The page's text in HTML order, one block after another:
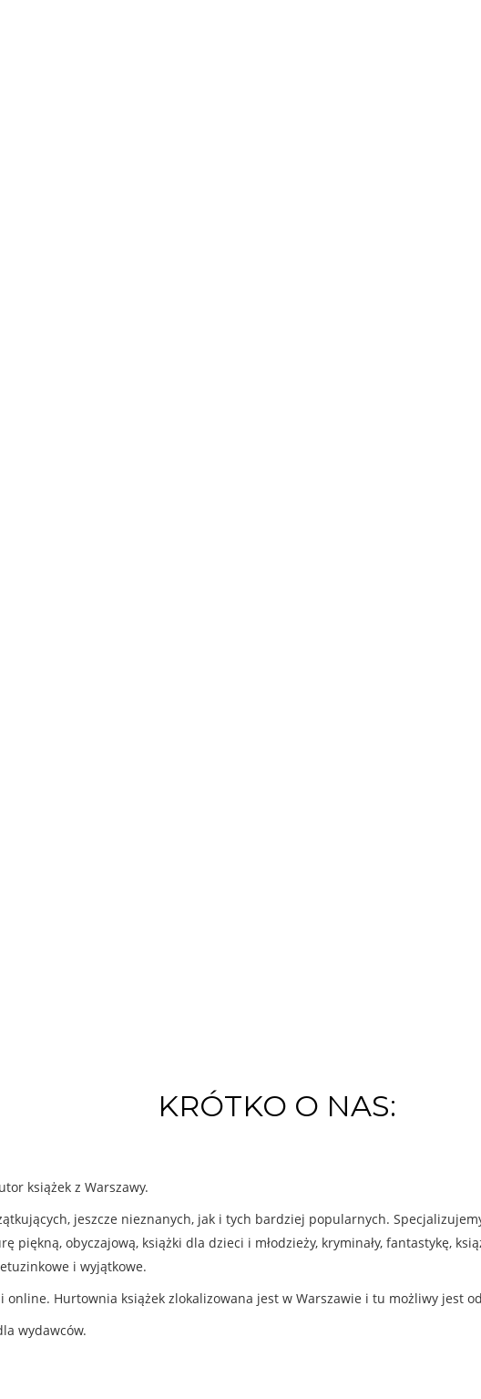
KRÓTKO O NAS:
książek z Warszawy.
jeszcze nieznanych, jak i tych bardziej popularnych.
piękną, obyczajową, książki dla dzieci i młodzieży, kryminały, fantastykę,
i wyjątkowe.
Hurtownia książek zlokalizowana jest w Warszawie i tu możliwy jest
wydawców.